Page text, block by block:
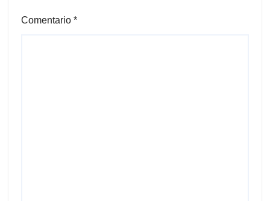
Comentario *